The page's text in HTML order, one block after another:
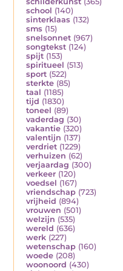
school (140)
sinterklaas (132)
sms (15)
snelsonnet (967)
songtekst (124)
spijt (153)
spiritueel (513)
sport (522)
sterkte (85)
taal (1185)
tijd (1830)
toneel (89)
vaderdag (30)
vakantie (320)
valentijn (137)
verdriet (1229)
verhuizen (62)
verjaardag (300)
verkeer (120)
voedsel (167)
vriendschap (723)
vrijheid (894)
vrouwen (501)
welzijn (535)
wereld (636)
werk (227)
wetenschap (160)
woede (208)
woonoord (430)